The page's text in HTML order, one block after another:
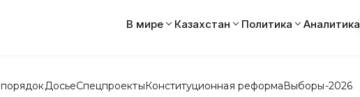
В мире Казахстан Политика Аналитика
ДосьеСпецпроектыКонституционная реформаВыборы-2026